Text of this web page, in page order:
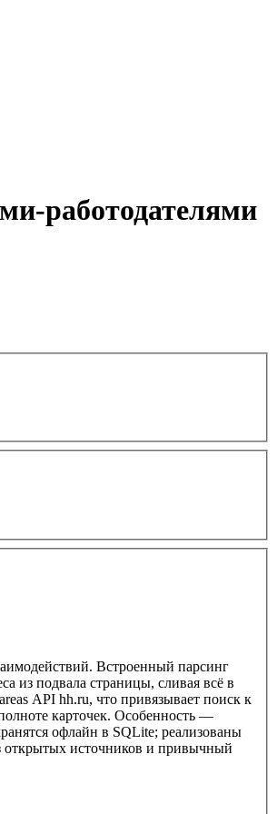
работодателями
Встроенный парсинг
из подвала страницы, сливая всё в
API hh.ru, что привязывает поиск к
карточек. Особенность —
офлайн в SQLite; реализованы
открытых источников и привычный